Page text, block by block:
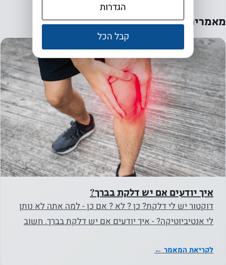
מאמרים נוספים שעשויים לעניין אותך
איך יודעים אם יש דלקת בברך?
דוקטור יש לי דלקת? כן ? לא ? אם כן - למה אתה לא נותן
לי אנטיביוטיקה? - איך יודעים אם יש דלקת בברך. חשוב
לקריאת המאמר ←
הגדרות
קבל הכל